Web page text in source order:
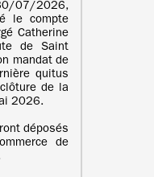
07/2026,
le compte
Catherine
de Saint
mandat de
quitus
de la
2026.
déposés
de